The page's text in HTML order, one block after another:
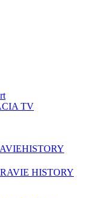
TV
HISTORY
HISTORY